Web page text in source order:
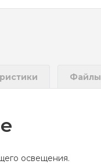
Файлы
освещения.